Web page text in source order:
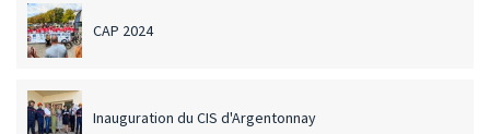
CAP 2024
Inauguration du CIS d'Argentonnay